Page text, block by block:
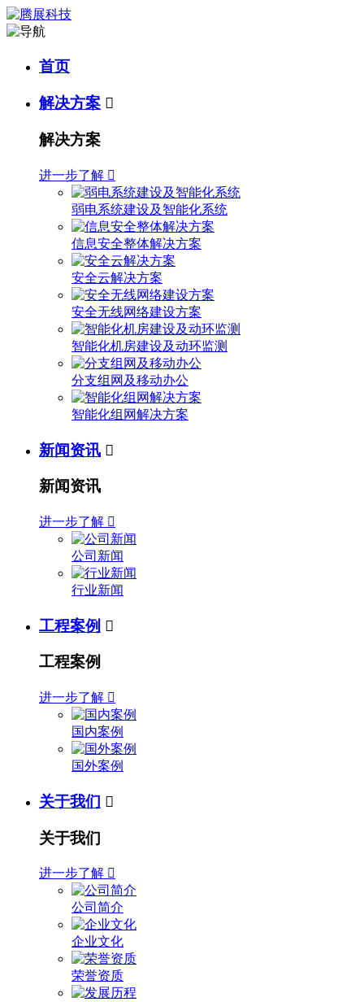
首页
解决方案 
解决方案
进一步了解 
弱电系统建设及智能化系统
信息安全整体解决方案
安全云解决方案
安全无线网络建设方案
智能化机房建设及动环监测
分支组网及移动办公
智能化组网解决方案
新闻资讯 
新闻资讯
进一步了解 
公司新闻
行业新闻
工程案例 
工程案例
进一步了解 
国内案例
国外案例
关于我们 
关于我们
进一步了解 
公司简介
企业文化
荣誉资质